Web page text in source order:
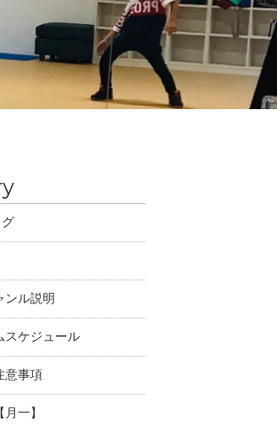
ンル説明
スケジュール
意事項
一】